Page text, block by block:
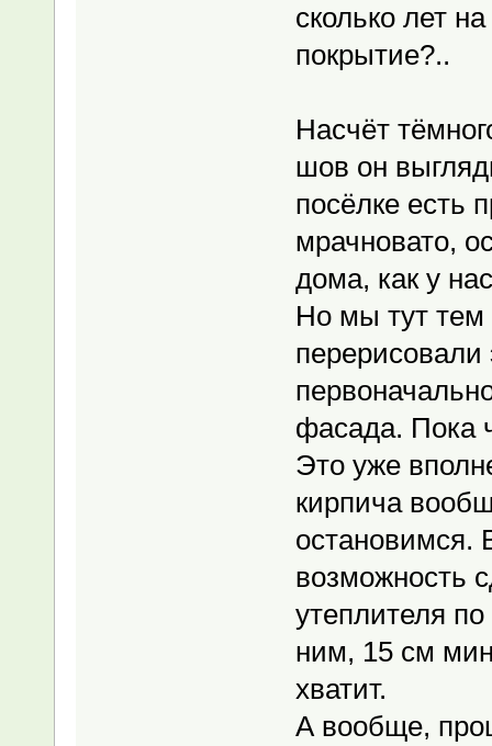
сколько лет
покрытие?..
Насчёт
шов он
посёлке есть
мрачновато,
дома, как у
Но мы тут тем
перерисовали
фасада. Пока
Это уже
кирпича
остановимся.
возможность
утеплителя
ним, 15 см
хватит.
А вообще,